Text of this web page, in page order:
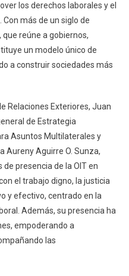
los derechos laborales y el
más de un siglo de
reúne a gobiernos,
un modelo único de
a construir sociedades más
Relaciones Exteriores, Juan
de Estrategia
Asuntos Multilaterales y
Aureny Aguirre O. Sunza,
presencia de la OIT en
el trabajo digno, la justicia
y efectivo, centrado en la
Además, su presencia ha
empoderando a
las